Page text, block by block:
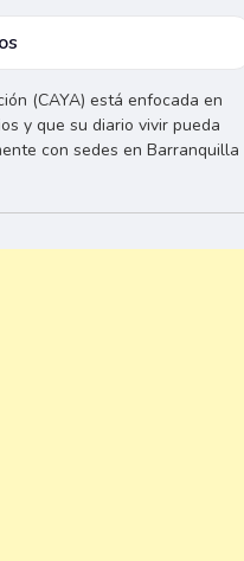
(CAYA) está enfocada en
y que su diario vivir pueda
con sedes en Barranquilla